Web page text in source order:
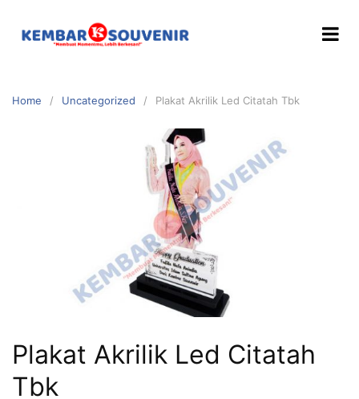
Home Uncategorized Plakat Akrilik Led Citatah Tbk
Plakat Akrilik Led Citatah
Tbk